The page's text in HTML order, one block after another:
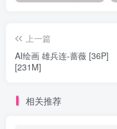
上一篇
AI绘画 雄兵连-蔷薇 [36P]
[231M]
相关推荐